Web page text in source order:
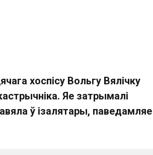
хоспісу Вольгу Вялічку
Яе затрымалі
ў ізалятары, паведамляе